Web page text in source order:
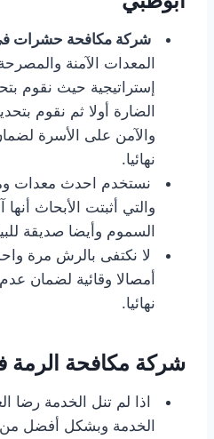
شركة مكافحة حشرات
المعدات الآمنة
إستراتيجية حيث نقوم
الضارة أولا ثم نقوم
والآمن على الأسرة
نهائيا.
نستخدم احدث معدات
والتي أثبتت الأبحاث
السموم وأيضا صديقة
لا نكتفى بالرش مرة
أمصالا وقائية لضمان
نهائيا.
شركة مكافحة الرمة
اذا لم تنل الخدمة رضا
الخدمة وبشكل أفضل من